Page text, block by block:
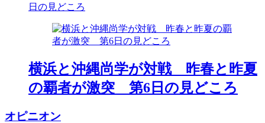
日の見どころ
横浜と沖縄尚学が対戦 昨春と昨夏
の覇者が激突 第6日の見どころ
オピニオン